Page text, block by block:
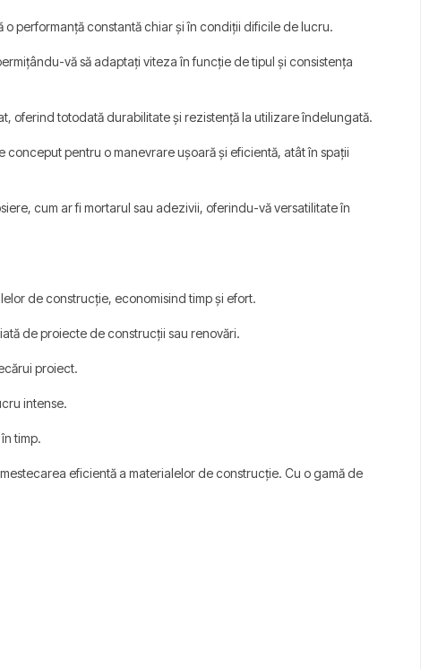
o performanță constantă chiar și în condiții dificile de lucru.
vă să adaptați viteza în funcție de tipul și consistența
oferind totodată durabilitate și rezistență la utilizare îndelungată.
conceput pentru o manevrare ușoară și eficientă, atât în spații
cum ar fi mortarul sau adezivii, oferindu-vă versatilitate în
de construcție, economisind timp și efort.
de proiecte de construcții sau renovări.
proiect.
intense.
timp.
eficientă a materialelor de construcție. Cu o gamă de